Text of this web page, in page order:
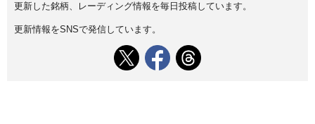
更新した銘柄、レーディング情報を毎日投稿しています。
更新情報をSNSで発信しています。